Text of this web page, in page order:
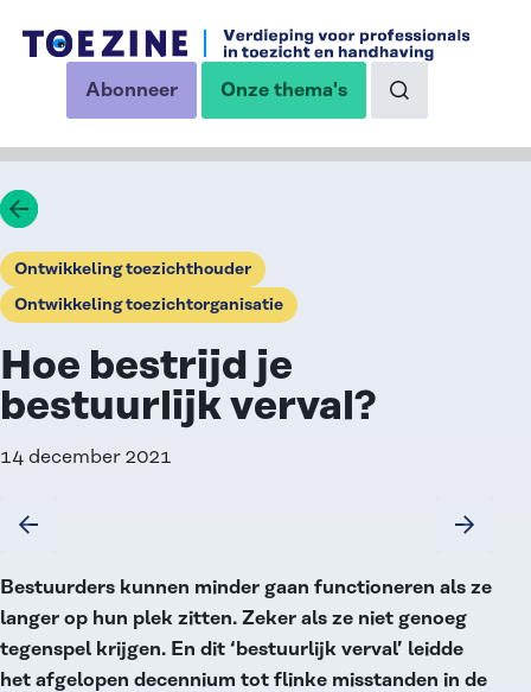
Ga naar de inhoud
Abonneer
op onze nieuwsbriefOnze thema's Naar de
Ga terug
Ontwikkeling toezichthouder
Ontwikkeling toezichtorganisatie
Hoe bestrijd je
bestuurlijk verval?
14 december 2021
Bestuurders kunnen minder gaan functioneren als ze
langer op hun plek zitten. Zeker als ze niet genoeg
tegenspel krijgen. En dit ‘bestuurlijk verval’ leidde
het afgelopen decennium tot flinke misstanden in de